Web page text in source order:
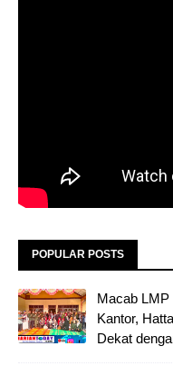
POPULAR POSTS
Macab LMP
Kantor,
Dekat